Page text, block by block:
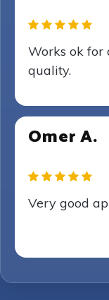
Works ok for
quality.
Omer A.
Very good